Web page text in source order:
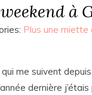
à
Plus une miette
me suivent
dernière